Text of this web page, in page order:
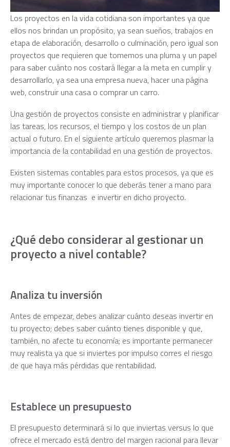
Los proyectos en la vida cotidiana son importantes ya que
ellos nos brindan un propósito, ya sean sueños, trabajos en
etapa de elaboración, desarrollo o culminación, pero igual son
proyectos que requieren que tomemos una pluma y un papel
para saber cuánto nos costará llegar a la meta en cumplir y
desarrollarlo, ya sea una empresa nueva, hacer una página
web, construir una casa o comprar un carro.
Una gestión de proyectos consiste en administrar y planificar
las tareas, los recursos, el tiempo y los costos de un plan
actual o futuro. En el siguiente artículo queremos plasmar la
importancia de la contabilidad en una gestión de proyectos.
Existen sistemas contables para estos procesos, ya que es
muy importante conocer lo que deberás tener a mano para
relacionar tus finanzas e invertir en dicho proyecto.
¿Qué debo considerar al gestionar un
proyecto a nivel contable?
Analiza tu inversión
Antes de empezar, debes analizar cuánto deseas invertir en
tu proyecto; debes saber cuánto tienes disponible y que,
también, no afecte tu economía; es importante permanecer
muy realista ya que si inviertes por impulso corres el riesgo
de que haya más pérdidas que rentabilidad.
Establece un presupuesto
El presupuesto determinará si lo que inviertas versus lo que
ofrece el mercado está dentro del margen racional para llevar